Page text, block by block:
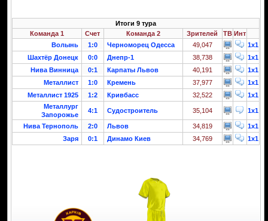
Итоги 9 тура
Команда 1
Счет Команда 2 Зрителей ТВ Инт
Волынь
1:0 Черноморец Одесса 49,047
1x1
Шахтёр Донецк
0:0 Днепр-1 38,738
1x1
Нива Винница
0:1 Карпаты Львов 40,191
1x1
Металлист
1:0 Кремень 37,977
1x1
Металлист 1925
1:2 Кривбасс 32,522
1x1
Металлург
Запорожье
4:1 Судостроитель 35,104 1x1
Нива Тернополь 2:0 Львов 34,819
1x1
Заря
0:1 Динамо Киев 34,769 1x1